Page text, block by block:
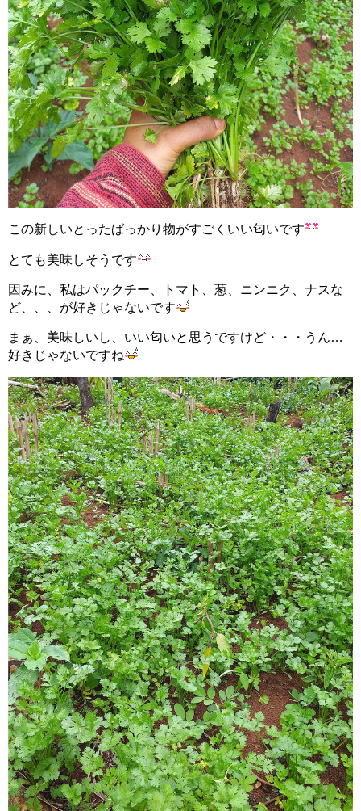
この新しいとったばっかり物がすごくいい匂いです
とても美味しそうです
因みに、私はパックチー、トマト、葱、ニンニク、ナスな
ど、、、が好きじゃないです
まぁ、美味しいし、いい匂いと思うですけど・・・うん…
好きじゃないですね